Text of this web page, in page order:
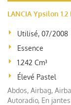
LANCIA Ypsilon
Utilisé, 07/2008
Essence
1.242 Cm³
Élevé Pastel
Abdos, Airbag,
Autoradio, En